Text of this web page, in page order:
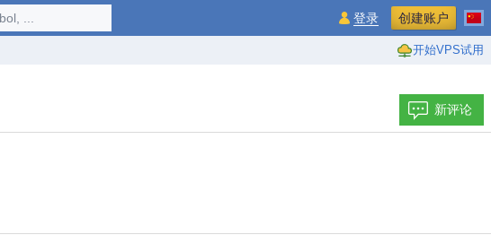
开始VPS试用
... 登录 创建账户
新评论